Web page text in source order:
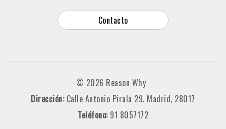
Contacto
© 2026 Reason Why
Dirección: Calle Antonio Pirala 29. Madrid, 28017
Teléfono: 91 8057172